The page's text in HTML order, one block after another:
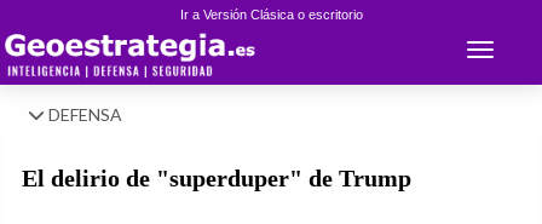
Ir a Versión Clásica o escritorio
Toggle
DEFENSA
El delirio de "superduper" de Trump